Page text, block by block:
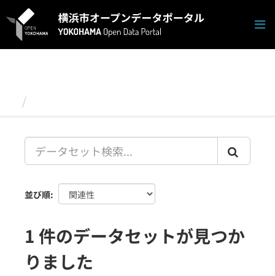
キ
並び順
1 件のデータセットが見つか
りました